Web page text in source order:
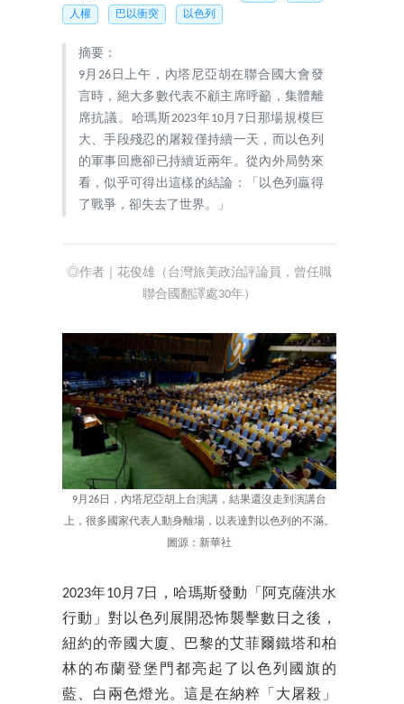
人權
巴以衝突 以色列
摘要：
9月26日上午，內塔尼亞胡在聯合國大會發
言時，絕大多數代表不顧主席呼籲，集體離
席抗議。哈瑪斯2023年10月7日那場規模巨
大、手段殘忍的屠殺僅持續一天，而以色列
的軍事回應卻已持續近兩年。從內外局勢來
看，似乎可得出這樣的結論：「以色列贏得
了戰爭，卻失去了世界。」
◎作者｜花俊雄（台灣旅美政治評論員，曾任職
聯合國翻譯處30年）
9月26日，內塔尼亞胡上台演講，結果還沒走到演講台
上，很多國家代表人動身離場，以表達對以色列的不滿。
圖源：新華社
2023年10月7日，哈瑪斯發動「阿克薩洪水
行動」對以色列展開恐怖襲擊數日之後，
紐約的帝國大廈、巴黎的艾菲爾鐵塔和柏
林的布蘭登堡門都亮起了以色列國旗的
藍、白兩色燈光。這是在納粹「大屠殺」